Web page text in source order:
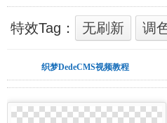
特效Tag： 无刷新 调
织梦DedeCMS视频教程